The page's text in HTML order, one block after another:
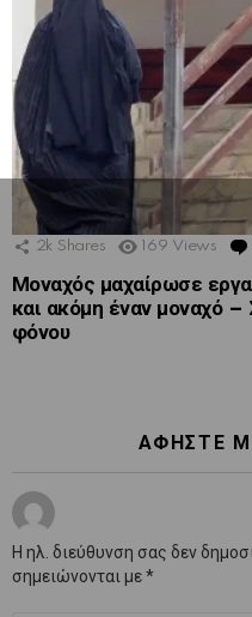
2k Shares 169 Views
Μοναχός μαχαίρωσε
και ακόμη έναν μοναχό
φόνου
ΑΦΉΣΤΕ
Η ηλ. διεύθυνση σας δεν
σημειώνονται με*